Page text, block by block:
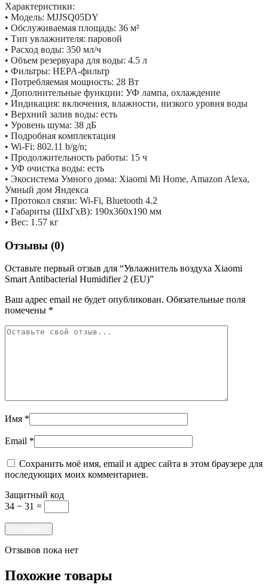
Характеристики:
• Модель: MJJSQ05DY
• Обслуживаемая площадь: 36 м²
• Тип увлажнителя: паровой
• Расход воды: 350 мл/ч
• Объем резервуара для воды: 4.5 л
• Фильтры: HEPA-фильтр
• Потребляемая мощность: 28 Вт
• Дополнительные функции: УФ лампа, охлаждение
• Индикация: включения, влажности, низкого уровня воды
• Верхний залив воды: есть
• Уровень шума: 38 дБ
• Подробная комплектация
• Wi-Fi: 802.11 b/g/n;
• Продолжительность работы: 15 ч
• УФ очистка воды: есть
• Экосистема Умного дома: Xiaomi Mi Home, Amazon Alexa,
Умный дом Яндекса
• Протокол связи: Wi-Fi, Bluetooth 4.2
• Габариты (ШхГхВ): 190х360х190 мм
• Вес: 1.57 кг
Отзывы (0)
Оставьте первый отзыв для “Увлажнитель воздуха Xiaomi
Smart Antibacterial Humidifier 2 (EU)”
Ваш адрес email не будет опубликован. Обязательные поля
помечены *
Имя *
Email *
Сохранить моё имя, email и адрес сайта в этом браузере для
последующих моих комментариев.
Защитный код
34 − 31 =
Отзывов пока нет
Похожие товары